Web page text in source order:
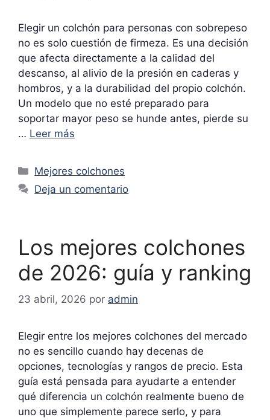
Elegir un colchón para personas con sobrepeso
no es solo cuestión de firmeza. Es una decisión
que afecta directamente a la calidad del
descanso, al alivio de la presión en caderas y
hombros, y a la durabilidad del propio colchón.
Un modelo que no esté preparado para
soportar mayor peso se hunde antes, pierde su
… Leer más
Categorías
Mejores colchones
Deja un comentario
Los mejores colchones
de 2026: guía y ranking
23 abril, 2026 por admin
Elegir entre los mejores colchones del mercado
no es sencillo cuando hay decenas de
opciones, tecnologías y rangos de precio. Esta
guía está pensada para ayudarte a entender
qué diferencia un colchón realmente bueno de
uno que simplemente parece serlo, y para